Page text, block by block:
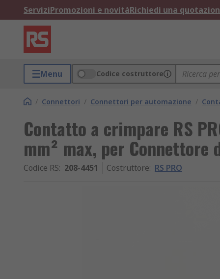
ServiziPromozioni e novitàRichiedi una
Menu Codice costruttore
/ Connettori / Connettori per automazione /
Contatto a crimpare RS
mm² max, per Connettore
Codice RS: 208-4451 Costruttore: RS PRO